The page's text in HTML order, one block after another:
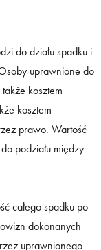
do działu spadku i
uprawnione do
kosztem
kosztem
prawo. Wartość
podziału między
całego spadku po
dokonanych
uprawnionego